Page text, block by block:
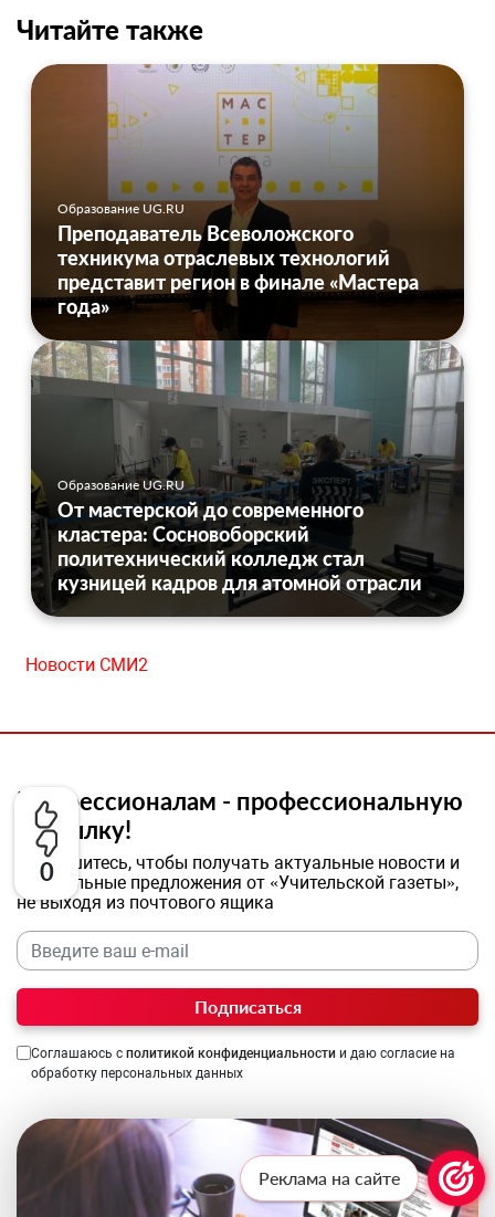
0
Читайте также
Образование UG.RU
Преподаватель Всеволожского
техникума отраслевых технологий
представит регион в финале «Мастера
года»
Образование UG.RU
От мастерской до современного
кластера: Сосновоборский
политехнический колледж стал
кузницей кадров для атомной отрасли
Новости СМИ2
Профессионалам - профессиональную
рассылку!
Подпишитесь, чтобы получать актуальные новости и
специальные предложения от «Учительской газеты»,
не выходя из почтового ящика
Подписаться
Соглашаюсь с политикой конфиденциальности и даю согласие на
обработку персональных данных
Реклама на сайте